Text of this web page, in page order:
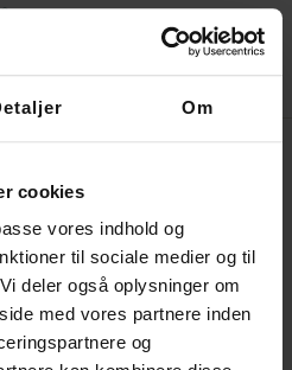
Om
cookies
vores indhold og
til sociale medier og til
deler også oplysninger om
med vores partnere inden
og
ER FARVET
I
FARVER.
planter og